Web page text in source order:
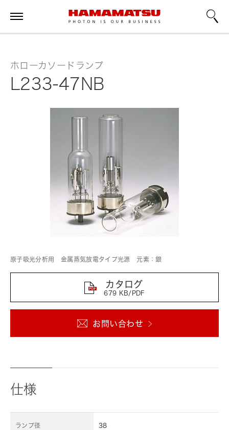
ホローカソードランプ
L233-47NB
お問い合わせ
原子吸光分析用 金属蒸気放電タイプ光源 元素：銀
カタログ
679 KB/PDF
仕様
ランプ径 38